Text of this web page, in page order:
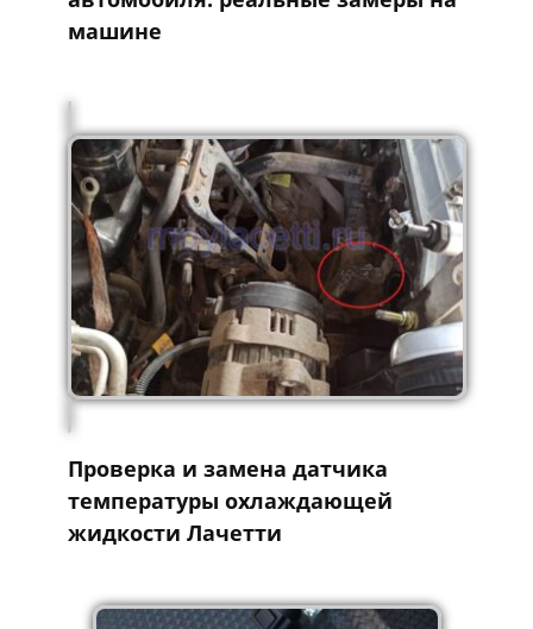
машине
Проверка и замена датчика
температуры охлаждающей
жидкости Лачетти